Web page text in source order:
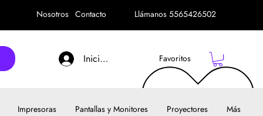
Nosotros Contacto Llámanos 5565426502
Iniciar sesión Favoritos
Impresoras Pantallas y Monitores Proyectores Más